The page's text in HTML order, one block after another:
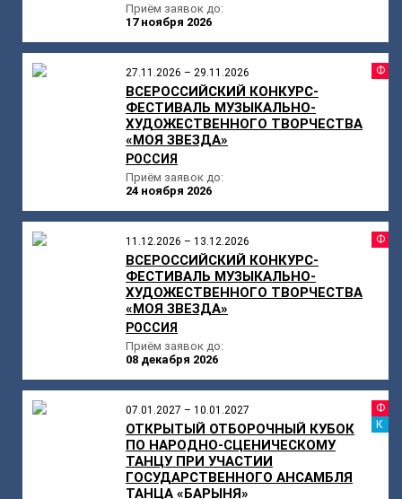
Приём заявок до:
17 ноября 2026
27.11.2026 – 29.11.2026
ВСЕРОССИЙСКИЙ КОНКУРС-
ФЕСТИВАЛЬ МУЗЫКАЛЬНО-
ХУДОЖЕСТВЕННОГО ТВОРЧЕСТВА
«МОЯ ЗВЕЗДА»
РОССИЯ
Приём заявок до:
24 ноября 2026
11.12.2026 – 13.12.2026
ВСЕРОССИЙСКИЙ КОНКУРС-
ФЕСТИВАЛЬ МУЗЫКАЛЬНО-
ХУДОЖЕСТВЕННОГО ТВОРЧЕСТВА
«МОЯ ЗВЕЗДА»
РОССИЯ
Приём заявок до:
08 декабря 2026
07.01.2027 – 10.01.2027
ОТКРЫТЫЙ ОТБОРОЧНЫЙ КУБОК
ПО НАРОДНО-СЦЕНИЧЕСКОМУ
ТАНЦУ ПРИ УЧАСТИИ
ГОСУДАРСТВЕННОГО АНСАМБЛЯ
ТАНЦА «БАРЫНЯ»